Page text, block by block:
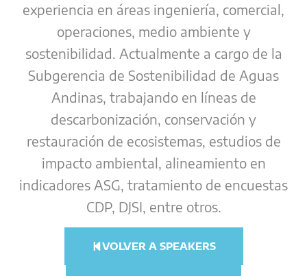
experiencia en áreas ingeniería, comercial,
operaciones, medio ambiente y
sostenibilidad. Actualmente a cargo de la
Subgerencia de Sostenibilidad de Aguas
Andinas, trabajando en líneas de
descarbonización, conservación y
restauración de ecosistemas, estudios de
impacto ambiental, alineamiento en
indicadores ASG, tratamiento de encuestas
CDP, DJSI, entre otros.
VOLVER A SPEAKERS